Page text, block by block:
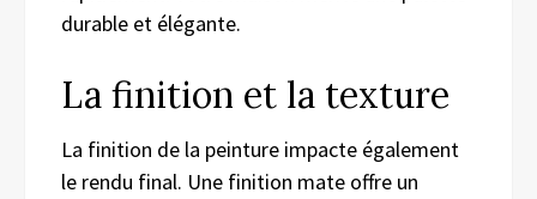
durable et élégante.
La finition et la texture
La finition de la peinture impacte également
le rendu final. Une finition mate offre un